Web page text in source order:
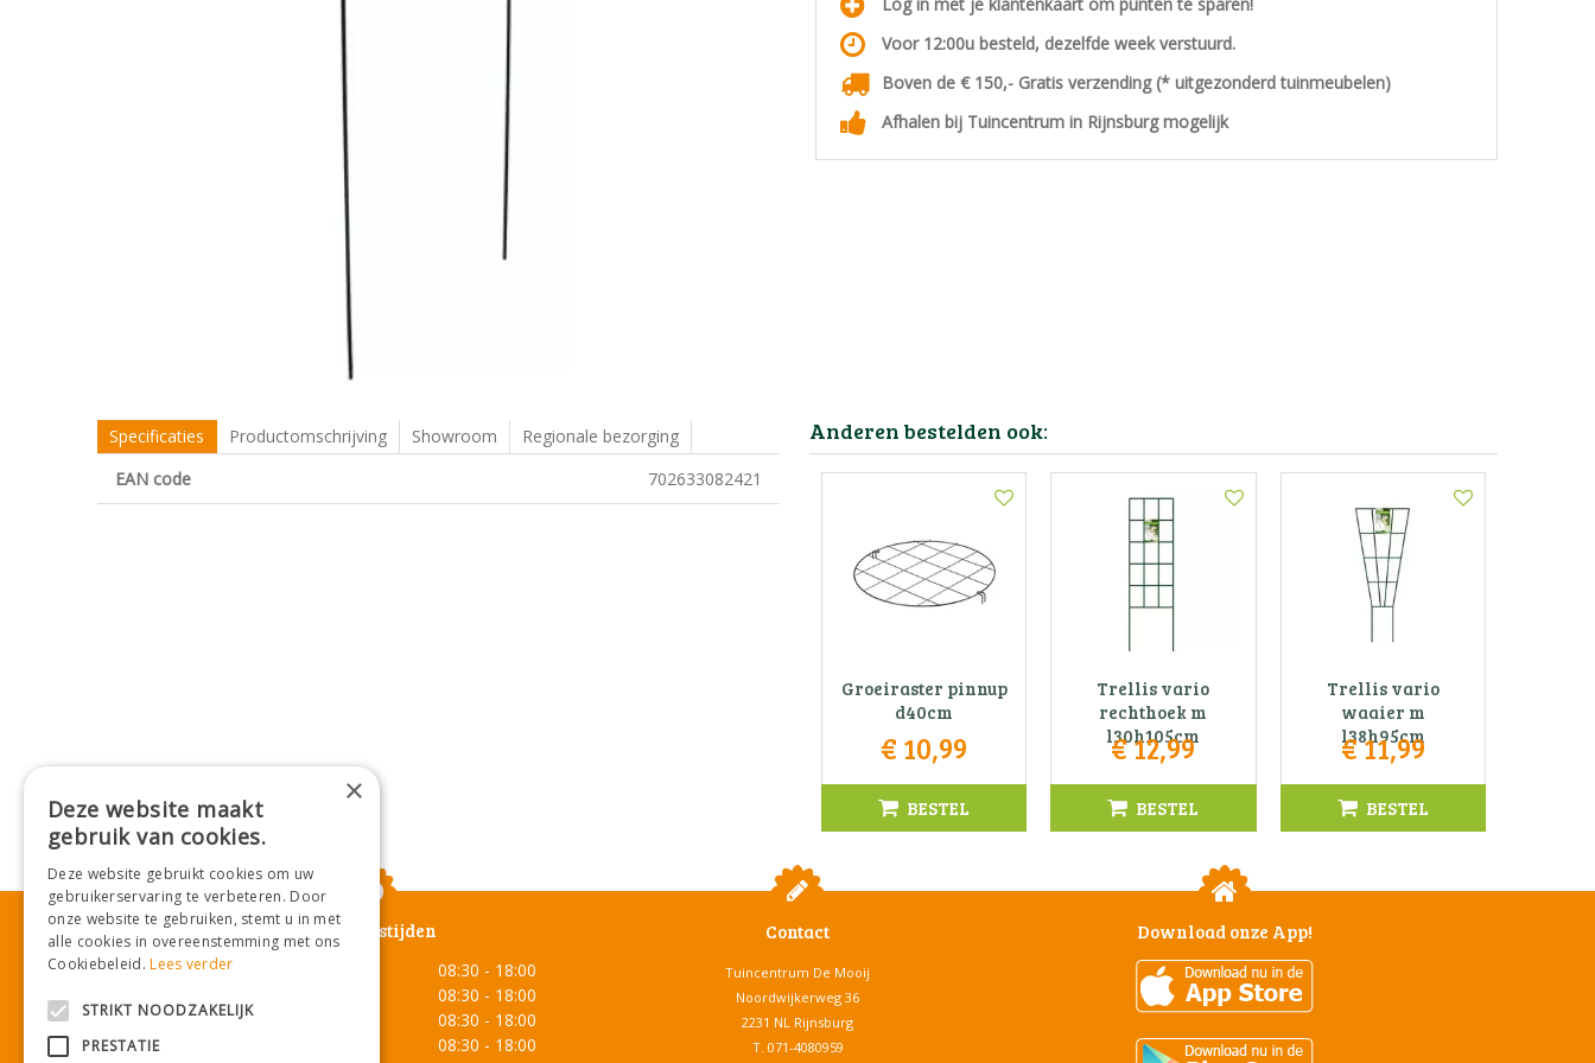
Voor 12:00u besteld, dezelfde week verstuurd.
Boven de € 150,- Gratis verzending (* uitgezonderd tuinmeubelen)
Afhalen bij Tuincentrum in Rijnsburg mogelijk
Specificaties Productomschrijving Showroom
Regionale bezorging
EAN code
702633082421
Anderen bestelden ook:
Groeiraster pinnup
d40cm
€ 10,99
BESTEL
Trellis vario
rechthoek m
l30h105cm
€12,99
BESTEL
Trellis vario
waaier m
l38h95cm
€11,99
BESTEL
Openingstijden
Maandag
08:30 - 18:00
08:30 - 18:00
Woensdag
08:30 - 18:00
08:30 - 18:00
Contact
Tuincentrum De Mooij
Noordwijkerweg 36
2231 NL Rijnsburg
T. 071-4080959
Download onze App!
×
Deze website maakt
gebruik van cookies.
Deze website gebruikt cookies om uw
gebruikerservaring te verbeteren. Door
onze website te gebruiken, stemt u in met
alle cookies in overeenstemming met ons
Cookiebeleid.Lees verder
STRIKT NOODZAKELIJK
PRESTATIE